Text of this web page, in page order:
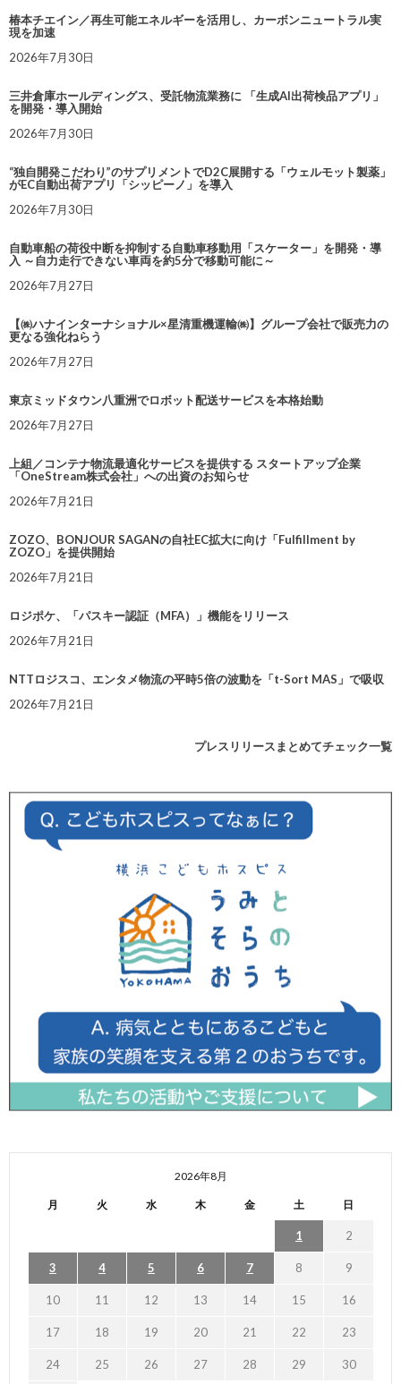
椿本チエイン／再生可能エネルギーを活用し、カーボンニュートラル実
現を加速
2026年7月30日
三井倉庫ホールディングス、受託物流業務に 「生成AI出荷検品アプリ」
を開発・導入開始
2026年7月30日
“独自開発こだわり”のサプリメントでD2C展開する「ウェルモット製薬」
がEC自動出荷アプリ「シッピーノ」を導入
2026年7月30日
自動車船の荷役中断を抑制する自動車移動用「スケーター」を開発・導
入 ～自力走行できない車両を約5分で移動可能に～
2026年7月27日
【㈱ハナインターナショナル×星清重機運輸㈱】グループ会社で販売力の
更なる強化ねらう
2026年7月27日
東京ミッドタウン八重洲でロボット配送サービスを本格始動
2026年7月27日
上組／コンテナ物流最適化サービスを提供する スタートアップ企業
「OneStream株式会社」への出資のお知らせ
2026年7月21日
ZOZO、BONJOUR SAGANの自社EC拡大に向け「Fulfillment by
ZOZO」を提供開始
2026年7月21日
ロジポケ、「パスキー認証（MFA）」機能をリリース
2026年7月21日
NTTロジスコ、エンタメ物流の平時5倍の波動を「t-Sort MAS」で吸収
2026年7月21日
プレスリリースまとめてチェック一覧
2026年8月
月 火 水 木 金 土 日
1 2
3 4 5 6 7 8 9
10 11 12 13 14 15 16
17 18 19 20 21 22 23
24 25 26 27 28 29 30